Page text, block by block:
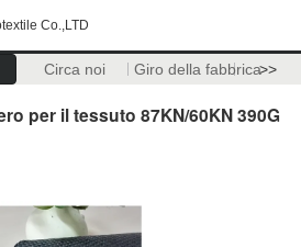
Co.,LTD
Circa noi Giro della fabbrica>>
per il tessuto 87KN/60KN 390G